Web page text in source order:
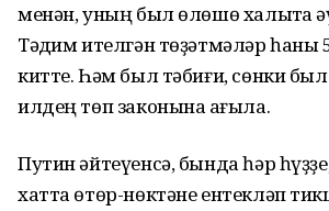
менән, уның был өлөшө халыҡта
Тәҡдим ителгән төҙәтмәләр
китте. Һәм был тәбиғи, сөнки
илдең төп законына ҡағыла.
Путин әйтеүенсә, бында һәр
хатта өтөр-нөктәне ентекләп